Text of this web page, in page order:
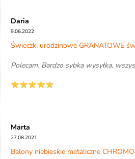
Daria
9.06.2022
Świeczki urodzinowe GRANATOWE
Polecam. Bardzo sybka wysyłka,
Marta
27.08.2021
Balony niebieskie metaliczne